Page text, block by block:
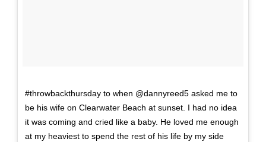
#throwbackthursday to when @dannyreed5 asked me to
be his wife on Clearwater Beach at sunset. I had no idea
it was coming and cried like a baby. He loved me enough
at my heaviest to spend the rest of his life by my side